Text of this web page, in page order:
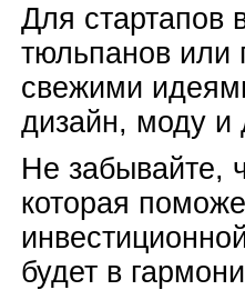
Для стартапов
тюльпанов или
свежими
дизайн, моду и
Не забывайте,
которая
будет в